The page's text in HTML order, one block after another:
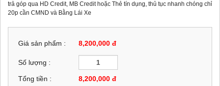
trả góp qua HD Credit, MB Credit hoặc Thẻ tín dụng, thủ tục nhanh chóng chỉ
20p cần CMND và Bằng Lái Xe
Giá sản phẩm : 8,200,000 đ
Số lượng :
Tổng tiền : 8,200,000 đ